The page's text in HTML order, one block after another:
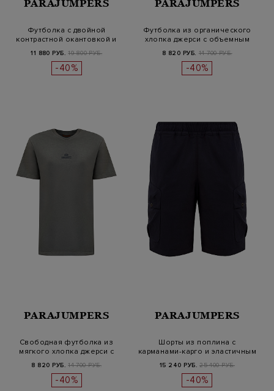
PARAJUMPERS
Футболка с двойной
контрастной окантовкой и
патчем в т…
11 880 РУБ. 19 800 РУБ.
-40%
PARAJUMPERS
Футболка из органического
хлопка джерси с объемным
лог…
8 820 РУБ. 14 700 РУБ.
-40%
PARAJUMPERS
Свободная футболка из
мягкого хлопка джерси с
логотипо…
8 820 РУБ. 14 700 РУБ.
-40%
PARAJUMPERS
Шорты из поплина с
карманами-карго и эластичным
поясом
15 240 РУБ. 25 400 РУБ.
-40%